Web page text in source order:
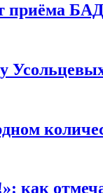
приёма
как